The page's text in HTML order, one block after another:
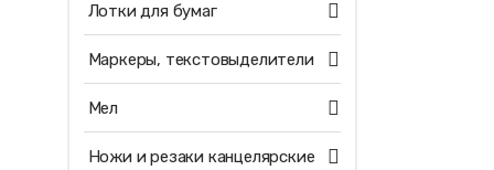
Лотки для бумаг
Маркеры, текстовыделители
Мел
Ножи и резаки канцелярские